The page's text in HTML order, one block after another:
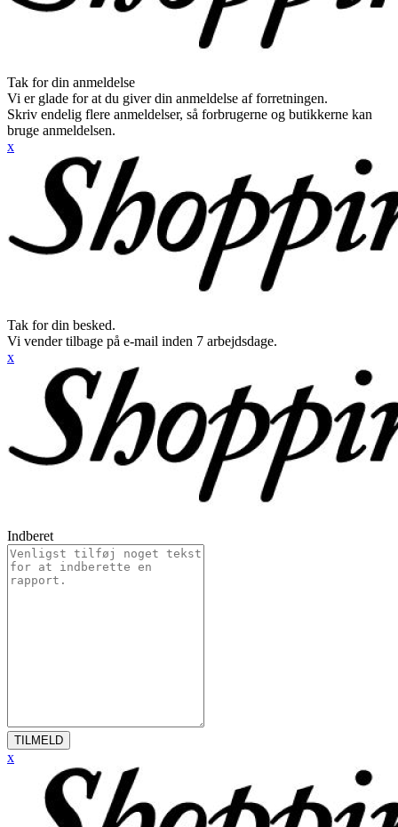
Tak for din anmeldelse
Vi er glade for at du giver din anmeldelse af forretningen.
Skriv endelig flere anmeldelser, så forbrugerne og butikkerne kan
bruge anmeldelsen.
x
Tak for din besked.
Vi vender tilbage på e-mail inden 7 arbejdsdage.
x
Indberet
TILMELD
x